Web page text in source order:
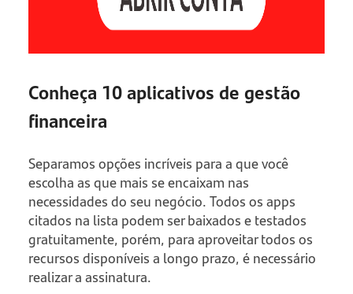
Conheça 10 aplicativos de gestão
financeira
Separamos opções incríveis para a que você
escolha as que mais se encaixam nas
necessidades do seu negócio. Todos os apps
citados na lista podem ser baixados e testados
gratuitamente, porém, para aproveitar todos os
recursos disponíveis a longo prazo, é necessário
realizar a assinatura.